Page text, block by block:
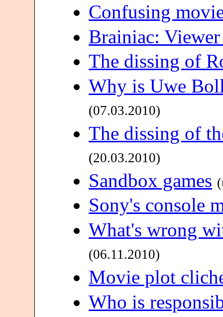
Confusing
Brainiac:
The dissing of
Why is Uwe
(07.03.2010)
The dissing of
(20.03.2010)
Sandbox games
Sony's console
What's wrong
(06.11.2010)
Movie plot
Who is